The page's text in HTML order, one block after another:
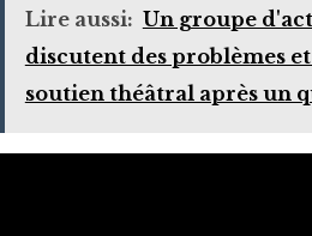
Lire aussi: Un groupe
discutent des problèmes
soutien théâtral après un